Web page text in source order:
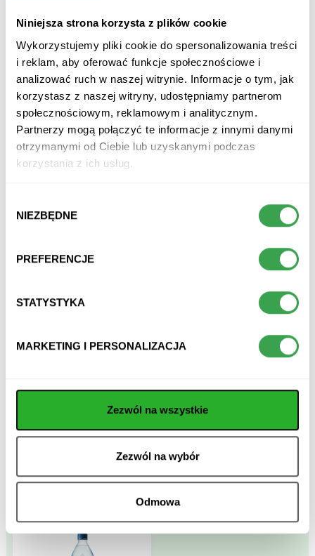
Niniejsza strona korzysta z plików cookie
Wykorzystujemy pliki cookie do spersonalizowania treści
i reklam, aby oferować funkcje społecznościowe i
analizować ruch w naszej witrynie. Informacje o tym, jak
korzystasz z naszej witryny, udostępniamy partnerom
społecznościowym, reklamowym i analitycznym.
Partnerzy mogą połączyć te informacje z innymi danymi
otrzymanymi od Ciebie lub uzyskanymi podczas
korzystania z ich usług.
zgody
NIEZBĘDNE
PREFERENCJE
STATYSTYKA
MARKETING I PERSONALIZACJA
Zezwól na wszystkie
Zezwól na wybór
Odmowa
niegazowana 0,5 l
niskosodowa
górska
pierwotnie czysta
za 1szt. 500 ml
niegazowana 1,5 l
niskosodowa
górska
pierwotnie czysta
1000 ml
górska
pierwotnie czysta
za 1szt.